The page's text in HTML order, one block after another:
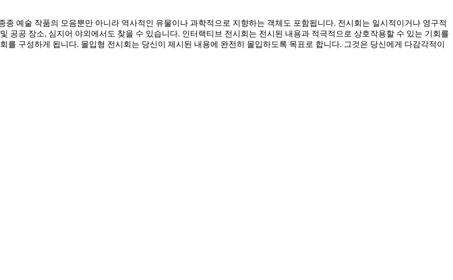
예술 작품의 모음뿐만 아니라 역사적인 유물이나 과학적으로 지향하는 객체도 포함됩니다. 전시회는 일시적이거나 영구적
공공 장소, 심지어 야외에서도 찾을 수 있습니다. 인터랙티브 전시회는 전시된 내용과 적극적으로 상호작용할 수 있는 기회를
를 구성하게 됩니다. 몰입형 전시회는 당신이 제시된 내용에 완전히 몰입하도록 목표로 합니다. 그것은 당신에게 다감각적이